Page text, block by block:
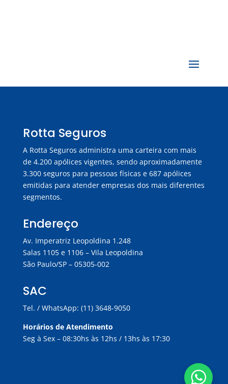
Rotta Seguros
A Rotta Seguros administra uma carteira com mais
de 4.200 apólices vigentes, sendo aproximadamente
3.300 seguros para pessoas físicas e 687 apólices
emitidas para atender empresas dos mais diferentes
segmentos.
Endereço
Av. Imperatriz Leopoldina 1.248
Salas 1105 e 1106 – Vila Leopoldina
São Paulo/SP – 05305-002
SAC
Tel. / WhatsApp: (11) 3648-9050
Horários de Atendimento
Seg à Sex – 08:30hs às 12hs / 13hs às 17:30